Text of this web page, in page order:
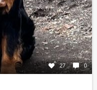
27 0